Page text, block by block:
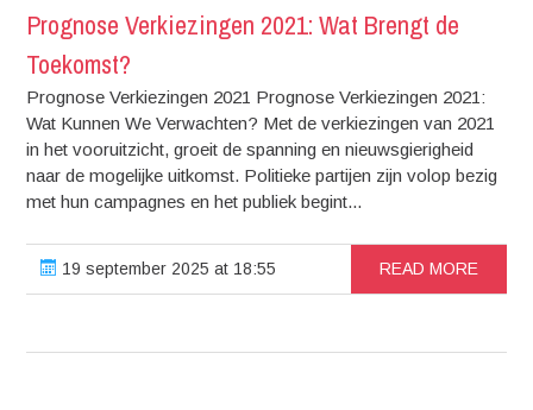
Prognose Verkiezingen 2021: Wat Brengt de
Toekomst?
Prognose Verkiezingen 2021 Prognose Verkiezingen 2021:
Wat Kunnen We Verwachten? Met de verkiezingen van 2021
in het vooruitzicht, groeit de spanning en nieuwsgierigheid
naar de mogelijke uitkomst. Politieke partijen zijn volop bezig
met hun campagnes en het publiek begint...
19 september 2025 at 18:55 READ MORE